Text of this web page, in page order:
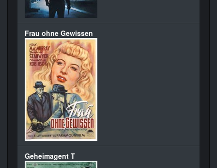
Frau ohne Gewissen
Geheimagent T